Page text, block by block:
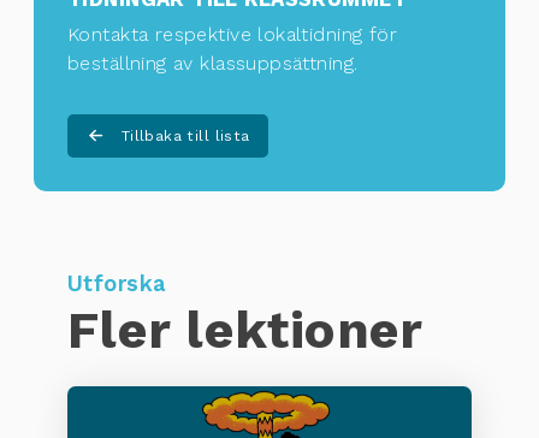
Kontakta respektive lokaltidning för
beställning av klassuppsättning.
Tillbaka till lista
Utforska
Fler lektioner